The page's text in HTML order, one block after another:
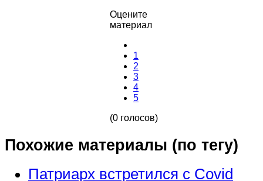
Оцените
материал
1
2
3
4
5
(0 голосов)
Похожие материалы (по тегу)
Патриарх встретился с Covid